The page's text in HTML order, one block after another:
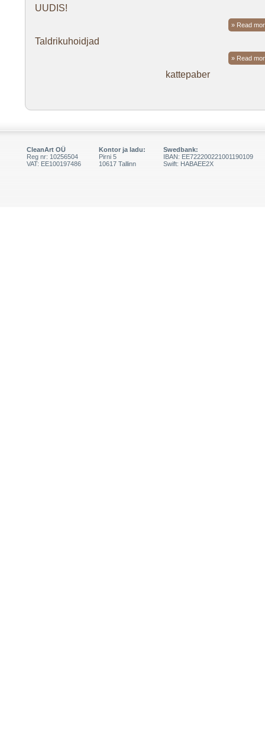
UUDIS!
» Read
Taldrikuhoidjad
» Read
kattepaber
CleanArt OÜ
Reg nr: 10256504
VAT: EE100197486
Kontor ja ladu:
Pirni 5
10617 Tallinn
Swedbank:
IBAN: EE722200221001190109
Swift: HABAEE2X